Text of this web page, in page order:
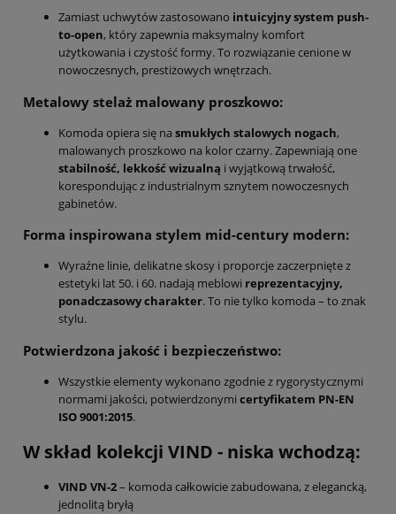
Zamiast uchwytów zastosowano intuicyjny system push-
to-open, który zapewnia maksymalny komfort
użytkowania i czystość formy. To rozwiązanie cenione w
nowoczesnych, prestiżowych wnętrzach.
Metalowy stelaż malowany proszkowo:
Komoda opiera się na smukłych stalowych nogach,
malowanych proszkowo na kolor czarny. Zapewniają one
stabilność, lekkość wizualną i wyjątkową trwałość,
korespondując z industrialnym sznytem nowoczesnych
gabinetów.
Forma inspirowana stylem mid-century modern:
Wyraźne linie, delikatne skosy i proporcje zaczerpnięte z
estetyki lat 50. i 60. nadają meblowi reprezentacyjny,
ponadczasowy charakter. To nie tylko komoda – to znak
stylu.
Potwierdzona jakość i bezpieczeństwo:
Wszystkie elementy wykonano zgodnie z rygorystycznymi
normami jakości, potwierdzonymi certyfikatem PN-EN
ISO 9001:2015.
W skład kolekcji VIND - niska wchodzą:
VIND VN-2– komoda całkowicie zabudowana, z elegancką,
jednolitą bryłą